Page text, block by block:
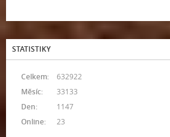
STATISTIKY
Online: 23
Celkem:
632922
Měsíc:
33133
Den:
1147